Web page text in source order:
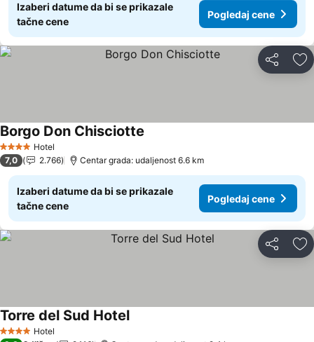
Izaberi datume da bi se prikazale
tačne cene
Pogledaj cene
Deli
4 ZvezdiceHotel
Borgo Don Chisciotte
7,0 2.766 Centar grada: udaljenost 6.6 km
Izaberi datume da bi se prikazale
tačne cene
Pogledaj cene
Deli
4 ZvezdiceHotel
Torre del Sud Hotel